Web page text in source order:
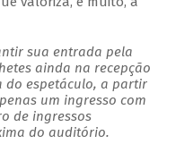
sua entrada pela
ainda na recepção
do espetáculo, a partir
um ingresso com
de ingressos
do auditório.